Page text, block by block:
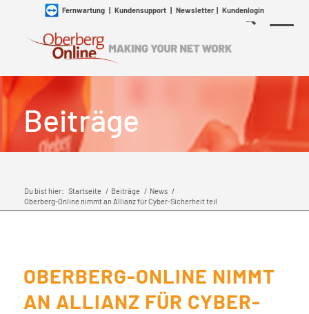
Fernwartung| Kundensupport| Newsletter| Kundenlogin
Beiträge
Du bist hier: Startseite / Beiträge / News /
Oberberg-Online nimmt an Allianz für Cyber-Sicherheit teil
OBERBERG-ONLINE NIMMT
AN ALLIANZ FÜR CYBER-